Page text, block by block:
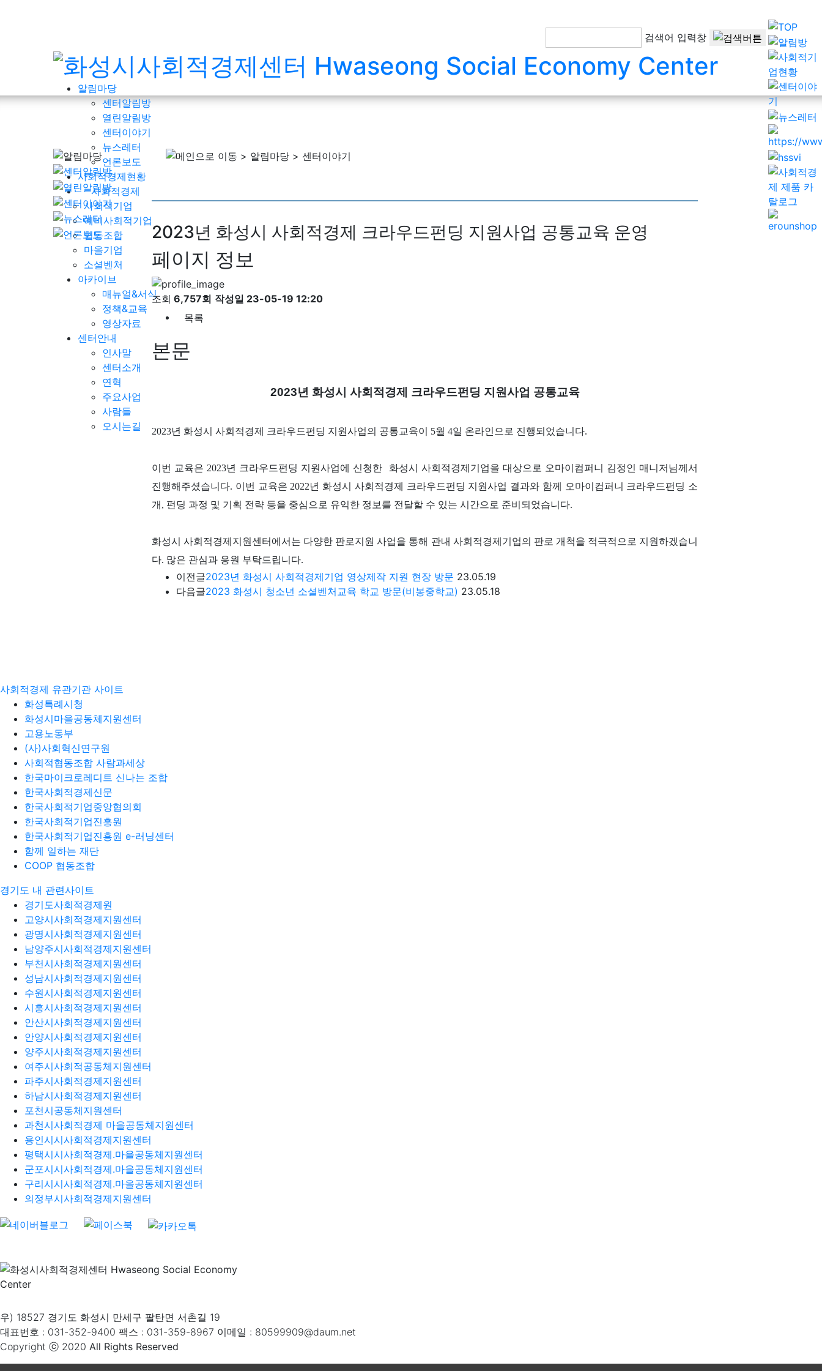
검색어 입력창
알림마당
센터알림방
열린알림방
센터이야기
뉴스레터
언론보도
사회적경제현황
사회적경제
사회적기업
예비사회적기업
협동조합
마을기업
소셜벤처
아카이브
매뉴얼&서식
정책&교육
영상자료
센터안내
인사말
센터소개
연혁
주요사업
사람들
오시는길
2023년 화성시 사회적경제 크라우드펀딩 지원사업 공통교육 운영
페이지 정보
조회 6,757회 작성일 23-05-19 12:20
목록
본문
2023년 화성시 사회적경제 크라우드펀딩 지원사업 공통교육
2023년 화성시 사회적경제 크라우드펀딩 지원사업의 공통교육이 5월 4일 온라인으로 진행되었습니다.
이번 교육은 2023년 크라우드펀딩 지원사업에 신청한 화성시 사회적경제기업을 대상으로 오마이컴퍼니 김정인 매니저님께서
진행해주셨습니다. 이번 교육은 2022년 화성시 사회적경제 크라우드펀딩 지원사업 결과와 함께 오마이컴퍼니 크라우드펀딩 소
개, 펀딩 과정 및 기획 전략 등을 중심으로 유익한 정보를 전달할 수 있는 시간으로 준비되었습니다.
화성시 사회적경제지원센터에서는 다양한 판로지원 사업을 통해 관내 사회적경제기업의 판로 개척을 적극적으로 지원하겠습니
다. 많은 관심과 응원 부탁드립니다.
이전글2023년 화성시 사회적경제기업 영상제작 지원 현장 방문 23.05.19
다음글2023 화성시 청소년 소셜벤처교육 학교 방문(비봉중학교) 23.05.18
사회적경제 유관기관 사이트
화성특례시청
화성시마을공동체지원센터
고용노동부
(사)사회혁신연구원
사회적협동조합 사람과세상
한국마이크로레디트 신나는 조합
한국사회적경제신문
한국사회적기업중앙협의회
한국사회적기업진흥원
한국사회적기업진흥원 e-러닝센터
함께 일하는 재단
COOP 협동조합
경기도 내 관련사이트
경기도사회적경제원
고양시사회적경제지원센터
광명시사회적경제지원센터
남양주시사회적경제지원센터
부천시사회적경제지원센터
성남시사회적경제지원센터
수원시사회적경제지원센터
시흥시사회적경제지원센터
안산시사회적경제지원센터
안양시사회적경제지원센터
양주시사회적경제지원센터
여주시사회적공동체지원센터
파주시사회적경제지원센터
하남시사회적경제지원센터
포천시공동체지원센터
과천시사회적경제 마을공동체지원센터
용인시시사회적경제지원센터
평택시시사회적경제.마을공동체지원센터
군포시시사회적경제.마을공동체지원센터
구리시시사회적경제.마을공동체지원센터
의정부시사회적경제지원센터
우) 18527 경기도 화성시 만세구 팔탄면 서촌길 19
대표번호 : 031-352-9400 팩스 : 031-359-8967 이메일 : 80599909@daum.net
Copyright ⓒ 2020 All Rights Reserved